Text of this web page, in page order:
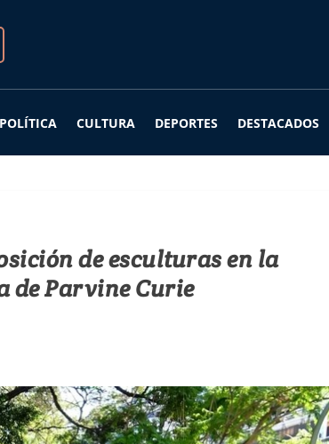
POLÍTICA CULTURA DEPORTES DESTACADOS
de esculturas en la
de Parvine Curie